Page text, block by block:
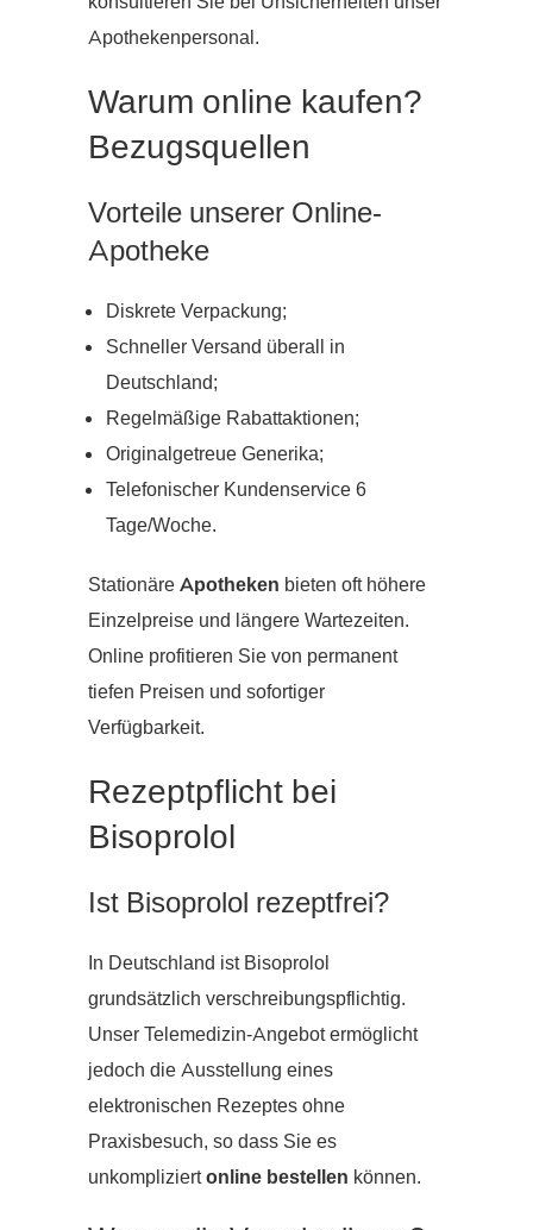
Apothekenpersonal.
Warum online kaufen?
Bezugsquellen
Vorteile unserer Online-
Apotheke
Diskrete Verpackung;
Schneller Versand überall in
Deutschland;
Regelmäßige Rabattaktionen;
Originalgetreue Generika;
Telefonischer Kundenservice 6
Tage/Woche.
StationäreApotheken bieten oft höhere
Einzelpreise und längere Wartezeiten.
Online profitieren Sie von permanent
tiefen Preisen und sofortiger
Verfügbarkeit.
Rezeptpflicht bei
Bisoprolol
Ist Bisoprolol rezeptfrei?
In Deutschland ist Bisoprolol
grundsätzlich verschreibungspflichtig.
Unser Telemedizin-Angebot ermöglicht
jedoch die Ausstellung eines
elektronischen Rezeptes ohne
Praxisbesuch, so dass Sie es
unkompliziertonline bestellen können.